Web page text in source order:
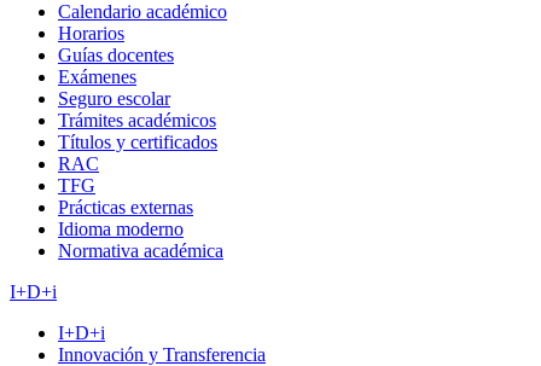
Calendario académico
Horarios
Guías docentes
Exámenes
Seguro escolar
Trámites académicos
Títulos y certificados
RAC
TFG
Prácticas externas
Idioma moderno
Normativa académica
I+D+i
I+D+i
Innovación y Transferencia